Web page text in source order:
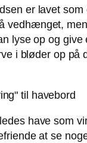
er lavet
vedhænget,
lyse op og
i bløder op på
til havebord
have som
at se